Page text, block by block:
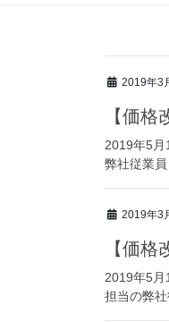
2019年3
【価
2019年5月
弊社従業
2019年3
【価
2019年5月
担当の弊